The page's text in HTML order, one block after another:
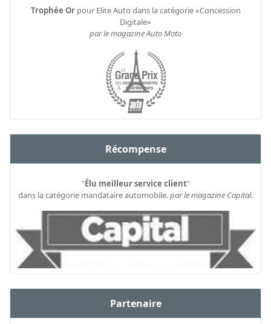
Trophée Orpour Elite Auto dans la catégorie «Concession
Digitale»
par le magazine Auto Moto
Récompense
"Élu meilleur service client"
dans la catégorie mandataire automobile.par le magazine Capital.
Partenaire